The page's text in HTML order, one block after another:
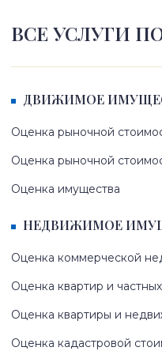
ВСЕ УСЛУГИ
ДВИЖИМОЕ
Оценка рыночной
Оценка рыночной
Оценка имущества
НЕДВИЖИМОЕ
Оценка коммерческой
Оценка квартир и
Оценка квартиры и
Оценка кадастровой